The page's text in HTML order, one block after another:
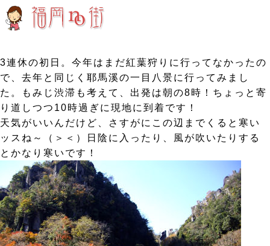
3連休の初日。今年はまだ紅葉狩りに行ってなかったの
で、去年と同じく耶馬溪の一目八景に行ってみまし
た。もみじ渋滞も考えて、出発は朝の8時！ちょっと寄
り道しつつ10時過ぎに現地に到着です！
天気がいいんだけど、さすがにこの辺までくると寒い
ッスね～（＞＜）日陰に入ったり、風が吹いたりする
とかなり寒いです！